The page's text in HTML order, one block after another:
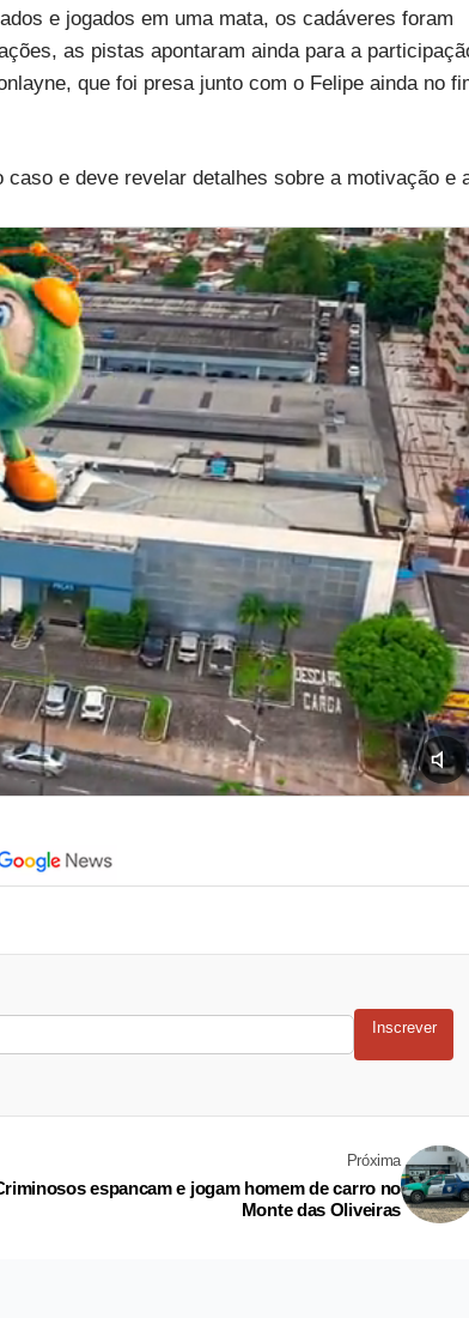
e jogados em uma mata, os cadáveres foram
as pistas apontaram ainda para a
que foi presa junto com o Felipe ainda no
e deve revelar detalhes sobre a motivação e
Inscrever
Próxima
espancam e jogam homem de carro no
Monte das Oliveiras